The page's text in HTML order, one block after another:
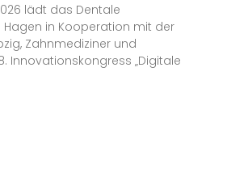
lädt das Dentale
in Kooperation mit der
Zahnmediziner und
Innovationskongress „Digitale